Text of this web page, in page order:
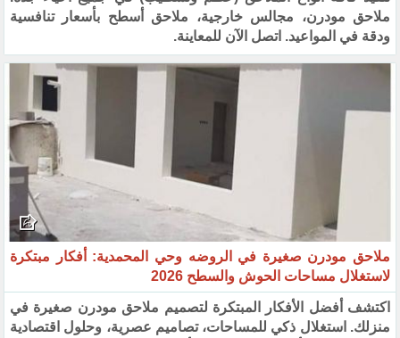
ملاحق مودرن، مجالس خارجية، ملاحق أسطح بأسعار تنافسية
ودقة في المواعيد. اتصل الآن للمعاينة.
ملاحق مودرن صغيرة في الروضه وحي المحمدية: أفكار مبتكرة
لاستغلال مساحات الحوش والسطح 2026
اكتشف أفضل الأفكار المبتكرة لتصميم ملاحق مودرن صغيرة في
منزلك. استغلال ذكي للمساحات، تصاميم عصرية، وحلول اقتصادية